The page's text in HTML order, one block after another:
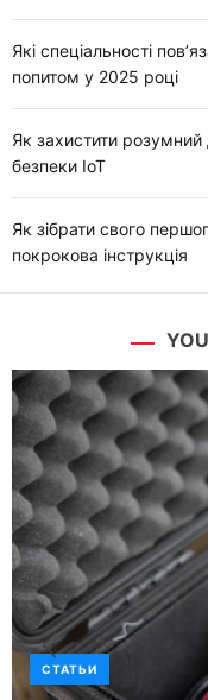
Які спеціальності
попитом у 2025 році
Як захистити розумний
безпеки IoT
Як зібрати свого
покрокова інструкція
СТАТЬИ